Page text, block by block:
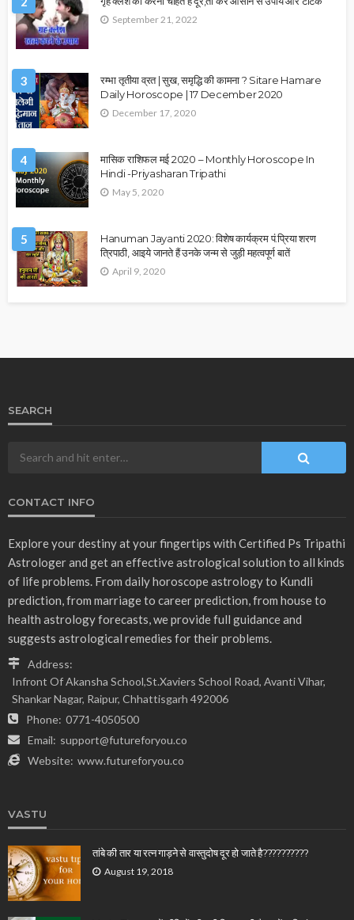
September 21, 2022
3
रम्भा तृतीया व्रत | सुख, समृद्धि की कामना ? Sitare Hamare
Daily Horoscope | 17 December 2020
December 17, 2020
4
मासिक राशिफल मई 2020 – Monthly Horoscope In
Hindi -Priyasharan Tripathi
May 5, 2020
5
Hanuman Jayanti 2020: विशेष कार्यक्रम पं.प्रिया शरण
त्रिपाठी, आइये जानते हैं उनके जन्म से जुड़ी महत्वपूर्ण बातें
April 9, 2020
SEARCH
CONTACT INFO
Explore your destiny at your fingertips with Certified Ps Tripathi
Astrologer and get an effective astrological solution to all kinds
of life problems. From daily horoscope astrology to Kundli
prediction, from marriage to career prediction, from house to
health astrology forecasts, we provide full guidance and
suggests astrological remedies for their problems.
Address:
Infront Of Akansha School,St.Xaviers School Road, Avanti Vihar,
Shankar Nagar, Raipur, Chhattisgarh 492006
Phone: 0771-4050500
Email: support@futureforyou.co
Website: www.futureforyou.co
VASTU
तांबे की तार या रत्न गाड़ने से वास्तुदोष दूर हो जाते है??????????
August 19, 2018